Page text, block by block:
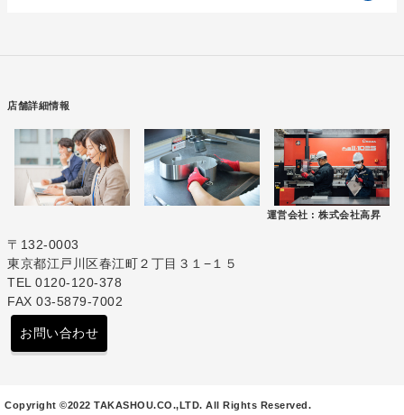
店舗詳細情報
運営会社 : 株式会社高昇
〒132-0003
東京都江戸川区春江町２丁目３１−１５
TEL 0120-120-378
FAX 03-5879-7002
お問い合わせ
Copyright ©2022 TAKASHOU.CO.,LTD. All Rights Reserved.